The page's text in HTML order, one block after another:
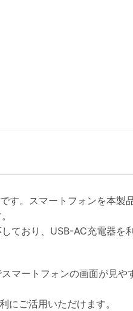
す。スマートフォンを本
ており、USB-AC充電器
マートフォンの画面が見
にご活用いただけます。